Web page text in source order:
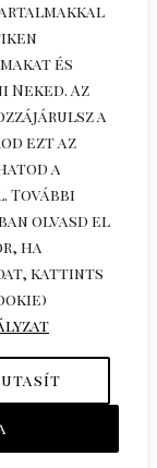
és
Az
a
ezt az
a
További
olvasd el
ha
kattints